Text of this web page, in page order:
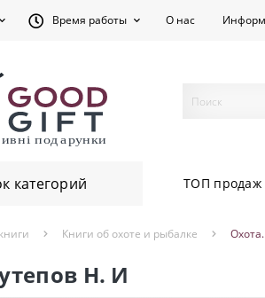
Время работы О нас
категорий ТОП продаж
Книги об охоте и рыбалке
Н. И